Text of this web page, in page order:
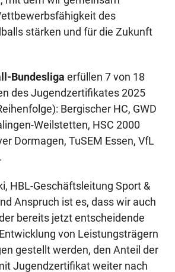
des
stärken und für die Zukunft
Bundesliga erfüllen 7 von 18
des Jugendzertifikates 2025
Bergischer HC, GWD
Weilstetten, HSC 2000
Dormagen, TuSEM Essen, VfL
HBL-Geschäftsleitung Sport &
Anspruch ist es, dass wir auch
bereits jetzt entscheidende
von Leistungsträgern
gestellt werden, den Anteil der
Jugendzertifikat weiter nach